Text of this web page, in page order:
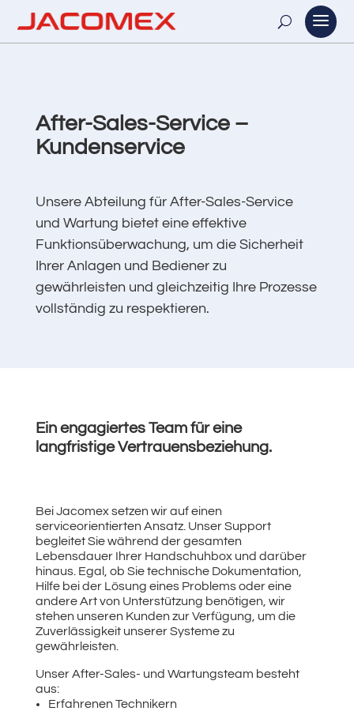
After-Sales-Service –
Kundenservice
Unsere Abteilung für After-Sales-Service
und Wartung bietet eine effektive
Funktionsüberwachung, um die Sicherheit
Ihrer Anlagen und Bediener zu
gewährleisten und gleichzeitig Ihre Prozesse
vollständig zu respektieren.
Ein engagiertes Team für eine
langfristige Vertrauensbeziehung.
Bei Jacomex setzen wir auf einen
serviceorientierten Ansatz. Unser Support
begleitet Sie während der gesamten
Lebensdauer Ihrer Handschuhbox und darüber
hinaus. Egal, ob Sie technische Dokumentation,
Hilfe bei der Lösung eines Problems oder eine
andere Art von Unterstützung benötigen, wir
stehen unseren Kunden zur Verfügung, um die
Zuverlässigkeit unserer Systeme zu
gewährleisten.
Unser After-Sales- und Wartungsteam besteht
aus:
Erfahrenen Technikern